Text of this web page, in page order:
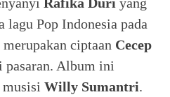
lagu Pop Indonesia pada
merupakan ciptaan Cecep
pasaran. Album ini
Willy Sumantri.